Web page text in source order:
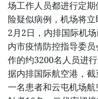
场工作人员都进行定
险疑似病例，机场将立
2月2日，内排国际机
内市疫情防控指导委
作的约3200名人员进行
据内排国际航空港，
一名患者和云屯机场